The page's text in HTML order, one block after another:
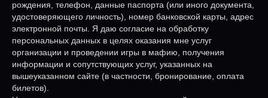
рождения, телефон, данные паспорта (или иного документа,
удостоверяющего личность), номер банковской карты, адрес
электронной почты. Я даю согласие на обработку
персональных данных в целях оказания мне услуг
организации и проведении игры в мафию, получения
информации и сопутствующих услуг, указанных на
вышеуказанном сайте (в частности, бронирование, оплата
билетов).